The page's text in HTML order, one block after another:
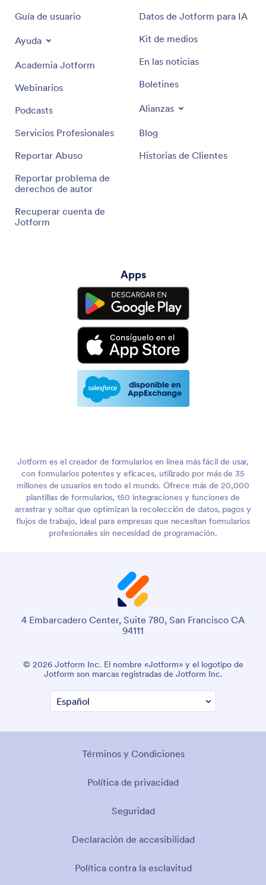
Guía de usuario
Ayuda
Academia Jotform
Webinarios
Podcasts
Servicios Profesionales
Reportar Abuso
Reportar problema de
derechos de autor
Recuperar cuenta de
Jotform
Datos de Jotform para IA
Kit de medios
En las noticias
Boletines
Alianzas
Blog
Historias de Clientes
Apps
Jotform es el creador de formularios en línea más fácil de usar,
con formularios potentes y eficaces, utilizado por más de 35
millones de usuarios en todo el mundo. Ofrece más de 20,000
plantillas de formularios, 150 integraciones y funciones de
arrastrar y soltar que optimizan la recolección de datos, pagos y
flujos de trabajo, ideal para empresas que necesitan formularios
profesionales sin necesidad de programación.
4 Embarcadero Center, Suite 780, San Francisco CA
94111
© 2026 Jotform Inc. El nombre «Jotform» y el logotipo de
Jotform son marcas registradas de Jotform Inc.
Términos y Condiciones
Política de privacidad
Seguridad
Declaración de accesibilidad
Política contra la esclavitud